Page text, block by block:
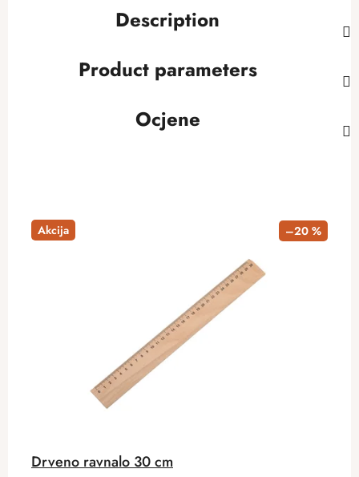
Description
Product parameters
Ocjene
Akcija –20 %
Drveno ravnalo 30 cm